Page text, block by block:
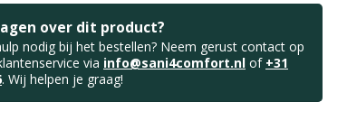
over dit product?
nodig bij het bestellen? Neem gerust contact op
via info@sani4comfort.nl of +31
. Wij helpen je graag!